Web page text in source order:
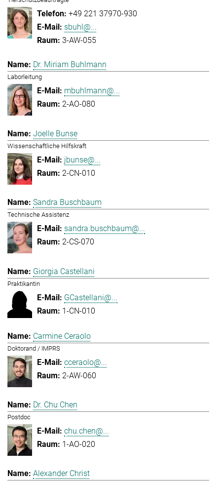
+49 221 37970-930
sbuhl@...
3-AW-055
Dr. Miriam Buhlmann
Laborleitung
mbuhlmann@...
2-AO-080
Joelle Bunse
Wissenschaftliche Hilfskraft
jbunse@...
2-CN-010
Sandra Buschbaum
Technische Assistenz
sandra.buschbaum@...
2-CS-070
Giorgia Castellani
Praktikantin
GCastellani@...
1-CN-010
Carmine Ceraolo
Doktorand / IMPRS
cceraolo@...
2-AW-060
Dr. Chu Chen
Postdoc
chu.chen@...
1-AO-020
Alexander Christ